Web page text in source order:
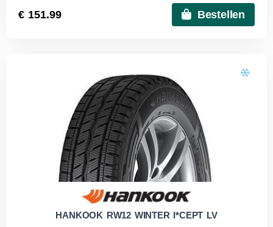
€ 151.99 Bestellen
HANKOOK RW12 WINTER I*CEPT LV